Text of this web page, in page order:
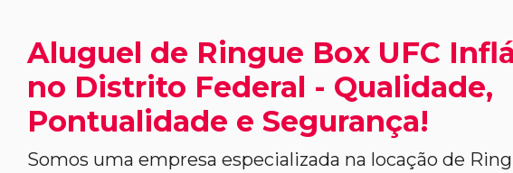
Aluguel de Ringue Box UFC
no Distrito Federal - Qualidade,
Pontualidade e Segurança!
Somos uma empresa especializada na locação de